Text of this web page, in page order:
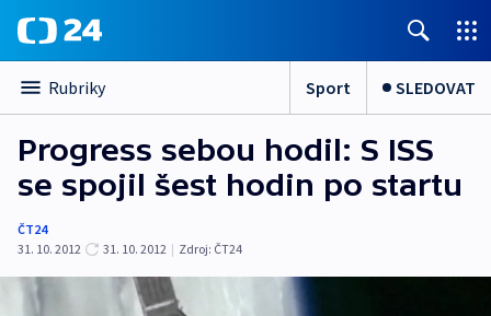
Rubriky Sport SLEDOVAT
Progress sebou hodil: S ISS
se spojil šest hodin po startu
ČT24
31. 10. 2012
31. 10. 2012 | Zdroj: ČT24